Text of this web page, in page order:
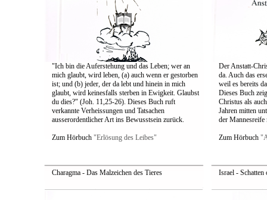
"Ich bin die Auferstehung und das Leben; wer an
mich glaubt, wird leben, (a) auch wenn er gestorben
ist; und (b) jeder, der da lebt und hinein in mich
glaubt, wird keinesfalls sterben in Ewigkeit. Glaubst
du dies?" (Joh. 11,25-26). Dieses Buch ruft
verkannte Verheissungen und Tatsachen
ausserordentlicher Art ins Bewusstsein zurück.
Zum Hörbuch "Erlösung des Leibes"
Der Anstatt-
da. Auch das
weil es bereits
Dieses Buch
Christus als
Jahren mitten
der Mannesreife
Zum Hörbuch
Charagma - Das Malzeichen des Tieres Israel -